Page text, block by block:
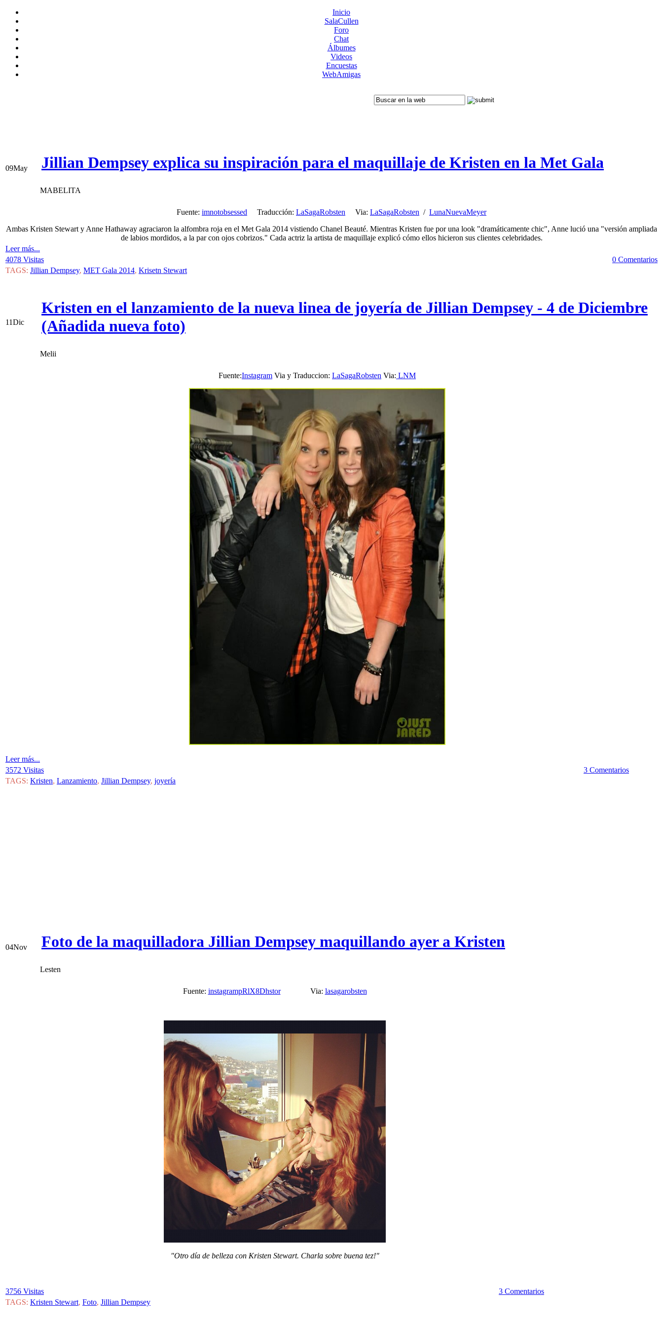
Inicio
SalaCullen
Foro
Chat
Álbumes
Videos
Encuestas
WebAmigas
09May Jillian Dempsey explica su inspiración para el maquillaje de Kristen en la Met Gala
MABELITA
Fuente: imnotobsessed Traducción: LaSagaRobsten Via: LaSagaRobsten / LunaNuevaMeyer
Ambas Kristen Stewart y Anne Hathaway agraciaron la alfombra roja en el Met Gala 2014 vistiendo Chanel Beauté. Mientras Kristen fue por una look "dramáticamente chic", Anne lució una "versión ampliada
de labios mordidos, a la par con ojos cobrizos." Cada actriz la artista de maquillaje explicó cómo ellos hicieron sus clientes celebridades.
Leer más...
4078 Visitas
0 Comentarios
TAGS: Jillian Dempsey, MET Gala 2014, Krisetn Stewart
11Dic
Kristen en el lanzamiento de la nueva linea de joyería de Jillian Dempsey - 4 de Diciembre
(Añadida nueva foto)
Melii
Fuente:Instagram Via y Traduccion: LaSagaRobsten Via: LNM
Leer más...
3572 Visitas
3 Comentarios
TAGS: Kristen, Lanzamiento, Jillian Dempsey, joyería
04Nov Foto de la maquilladora Jillian Dempsey maquillando ayer a Kristen
Lesten
Fuente: instagrampRlX8DhstorVia: lasagarobsten
"Otro día de belleza con Kristen Stewart. Charla sobre buena tez!"
3756 Visitas
3 Comentarios
TAGS: Kristen Stewart, Foto, Jillian Dempsey